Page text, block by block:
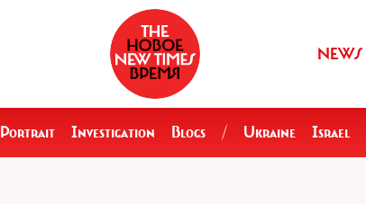
NEWS
Portrait Investigation Blogs / Ukraine Israel